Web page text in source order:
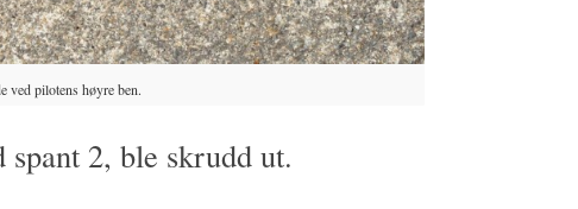
ved pilotens høyre ben.
spant 2, ble skrudd ut.